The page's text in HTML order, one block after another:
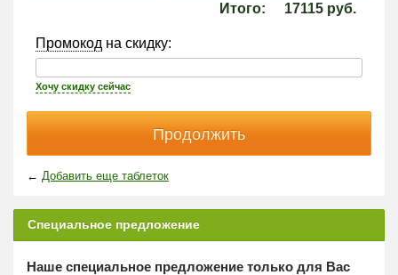
Итого: 17115 руб.
Промокод на скидку:
Хочу скидку сейчас
← Добавить еще таблеток
Специальное предложение
Наше специальное предложение только для Вас